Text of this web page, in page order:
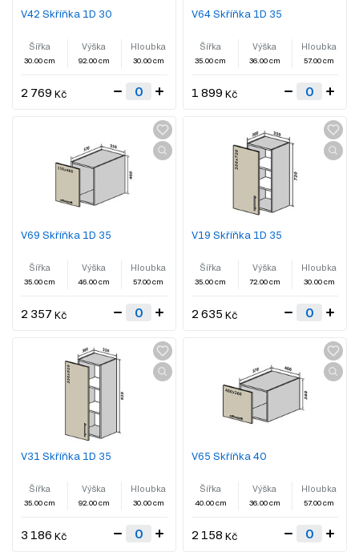
V42 Skříňka 1D 30
Šířka
30.00 cm
Výška
92.00 cm
Hloubka
30.00 cm
2 769 Kč
V64 Skříňka 1D 35
Šířka
35.00 cm
Výška
36.00 cm
Hloubka
57.00 cm
1 899 Kč
V69 Skříňka 1D 35
Šířka
35.00 cm
Výška
46.00 cm
Hloubka
57.00 cm
2 357 Kč
V19 Skříňka 1D 35
Šířka
35.00 cm
Výška
72.00 cm
Hloubka
30.00 cm
2 635 Kč
V31 Skříňka 1D 35
Šířka
35.00 cm
Výška
92.00 cm
Hloubka
30.00 cm
3 186 Kč
V65 Skříňka 40
Šířka
40.00 cm
Výška
36.00 cm
Hloubka
57.00 cm
2 158 Kč